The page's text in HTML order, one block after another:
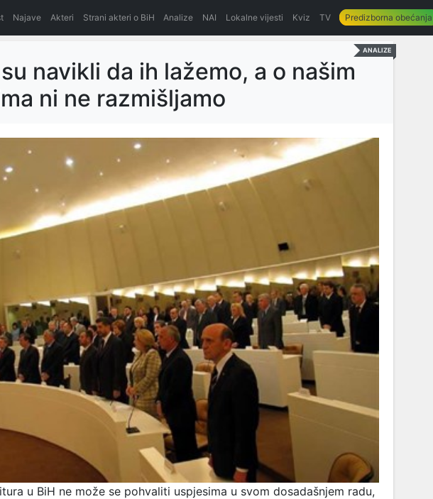
Najave Akteri Strani akteri o BiH Analize NAI Lokalne vijesti Kviz TV Predizborna obećanja
ANALIZE
navikli da ih lažemo, a o našim
ni ne razmišljamo
u BiH ne može se pohvaliti uspjesima u svom dosadašnjem radu,